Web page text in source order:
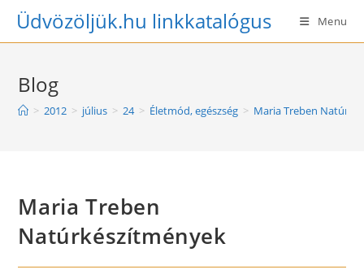
SkipÜdvözöljük.hu linkkatalógus Menu
Blog
> 2012 > július > 24 > Életmód, egészség > Maria Treben
Maria Treben
Natúrkészítmények